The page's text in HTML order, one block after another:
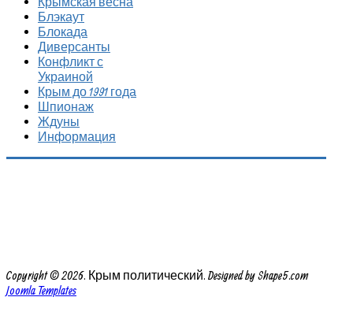
Блэкаут
Блокада
Диверсанты
Конфликт с
Украиной
Крым до 1991 года
Шпионаж
Ждуны
Информация
Copyright © 2026. Крым политический. Designed by Shape5.com
Joomla Templates